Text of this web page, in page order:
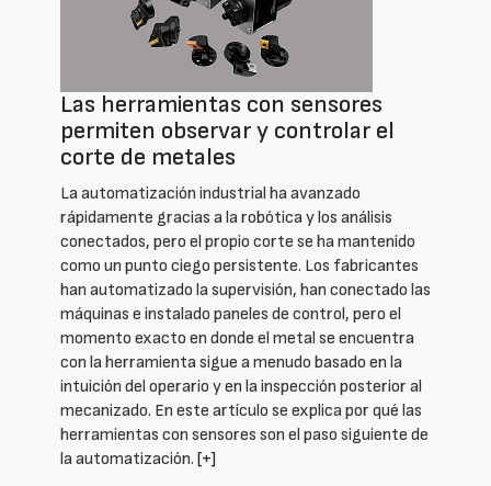
Las herramientas con sensores
permiten observar y controlar el
corte de metales
La automatización industrial ha avanzado
rápidamente gracias a la robótica y los análisis
conectados, pero el propio corte se ha mantenido
como un punto ciego persistente. Los fabricantes
han automatizado la supervisión, han conectado las
máquinas e instalado paneles de control, pero el
momento exacto en donde el metal se encuentra
con la herramienta sigue a menudo basado en la
intuición del operario y en la inspección posterior al
mecanizado. En este artículo se explica por qué las
herramientas con sensores son el paso siguiente de
la automatización. [+]